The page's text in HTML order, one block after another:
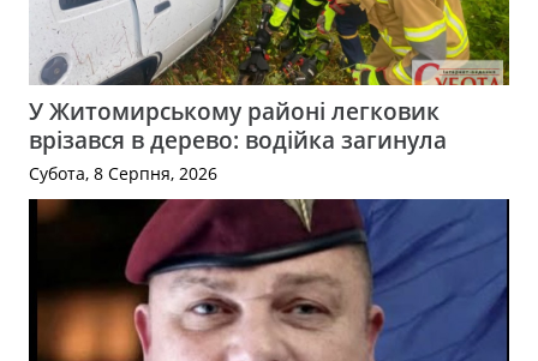
У Житомирському районі легковик
врізався в дерево: водійка загинула
Субота, 8 Серпня, 2026